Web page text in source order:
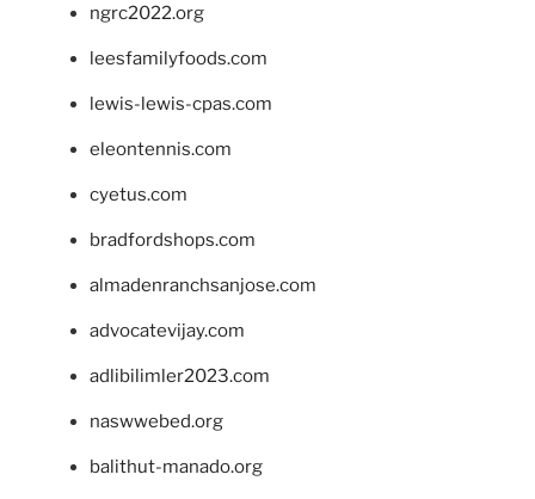
ngrc2022.org
leesfamilyfoods.com
lewis-lewis-cpas.com
eleontennis.com
cyetus.com
bradfordshops.com
almadenranchsanjose.com
advocatevijay.com
adlibilimler2023.com
naswwebed.org
balithut-manado.org